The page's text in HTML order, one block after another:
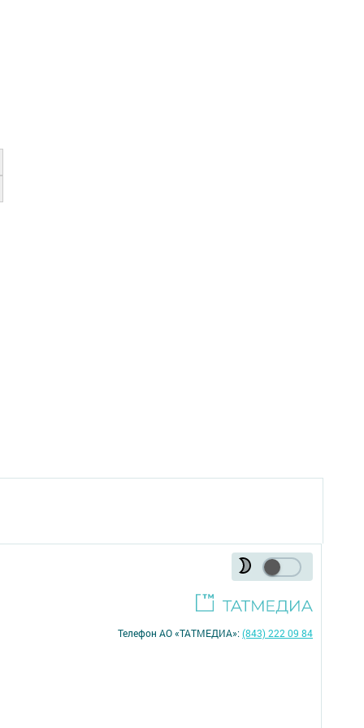
Телефон АО «ТАТМЕДИА»:(843) 222 09 84